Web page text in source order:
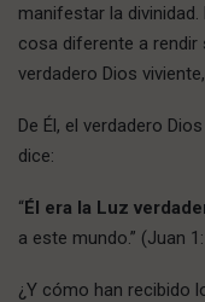
manifestar la
cosa diferente a
verdadero Dios
De Él, el verdadero
dice:
“Él era la Luz
a este mundo.” (Juan
¿Y cómo han recibido